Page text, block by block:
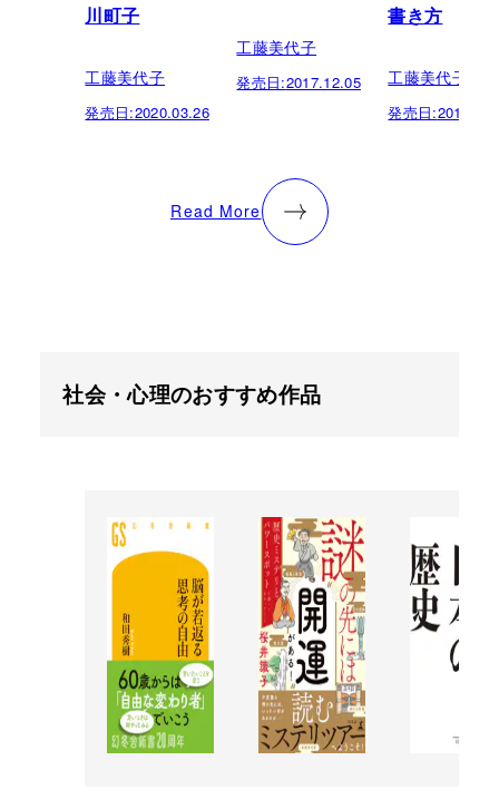
川町子
工藤美代子
発売日:2020.03.26
工藤美代子
発売日:2017.12.05
書き方
工藤美代子
発売日:
Read More
社会・心理のおすすめ作品